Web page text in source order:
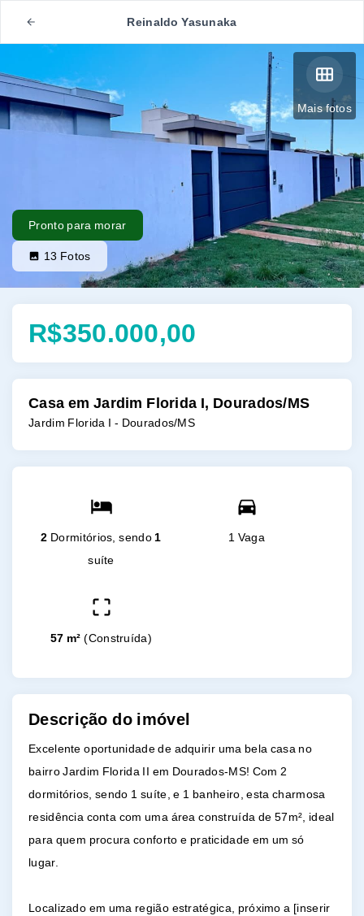
Reinaldo Yasunaka
Mais fotos
Pronto para morar
13 Fotos
R$350.000,00
Casa em Jardim Florida I, Dourados/MS
Jardim Florida I - Dourados/MS
2 Dormitórios, sendo 1
suíte
1 Vaga
57 m² (Construída)
Descrição do imóvel
Excelente oportunidade de adquirir uma bela casa no
bairro Jardim Florida II em Dourados-MS! Com 2
dormitórios, sendo 1 suíte, e 1 banheiro, esta charmosa
residência conta com uma área construída de 57m², ideal
para quem procura conforto e praticidade em um só
lugar.
Localizado em uma região estratégica, próximo a [inserir